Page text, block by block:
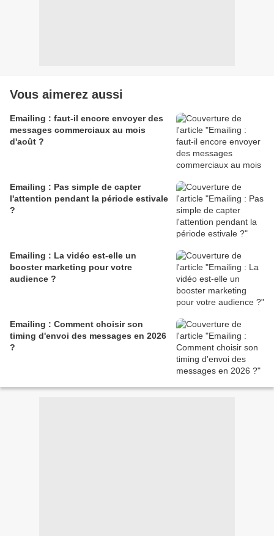
Vous aimerez aussi
Emailing : faut-il encore envoyer des
messages commerciaux au mois
d'août ?
Emailing : Pas simple de capter
l'attention pendant la période estivale
?
Emailing : La vidéo est-elle un
booster marketing pour votre
audience ?
Emailing : Comment choisir son
timing d'envoi des messages en 2026
?